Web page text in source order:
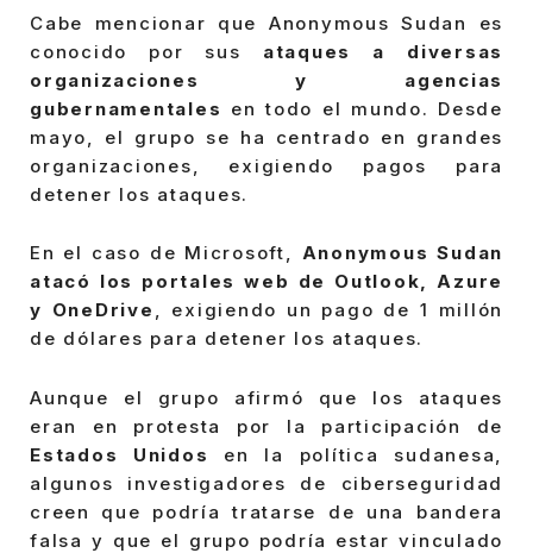
Cabe mencionar que Anonymous Sudan es
conocido por sus ataques a diversas
organizaciones y agencias
gubernamentales en todo el mundo. Desde
mayo, el grupo se ha centrado en grandes
organizaciones, exigiendo pagos para
detener los ataques.
En el caso de Microsoft, Anonymous Sudan
atacó los portales web de Outlook, Azure
y OneDrive , exigiendo un pago de 1 millón
de dólares para detener los ataques.
Aunque el grupo afirmó que los ataques
eran en protesta por la participación de
Estados Unidos
en la política sudanesa,
algunos investigadores de ciberseguridad
creen que podría tratarse de una bandera
falsa y que el grupo podría estar vinculado